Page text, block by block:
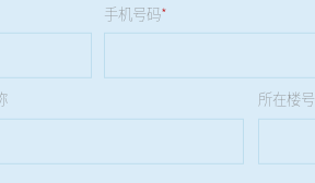
手机号码*
所在楼号